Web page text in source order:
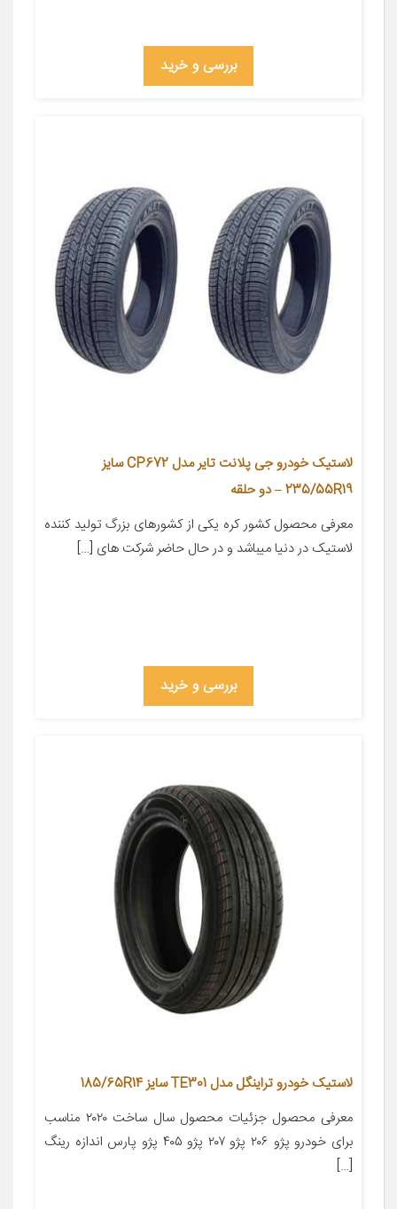
بررسی و خرید
لاستیک خودرو جی پلانت تایر مدل CP672 سایز
235/55R19 – دو حلقه
معرفی محصول کشور کره یکی از کشورهای بزرگ تولید کننده
لاستیک در دنیا میباشد و در حال حاضر شرکت های […]
بررسی و خرید
لاستیک خودرو تراینگل مدل TE301 سایز 185/65R14
معرفی محصول جزئیات محصول سال ساخت ۲۰۲۰ مناسب
برای خودرو پژو ۲۰۶ پژو ۲۰۷ پژو ۴۰۵ پژو پارس اندازه رینگ
[…]